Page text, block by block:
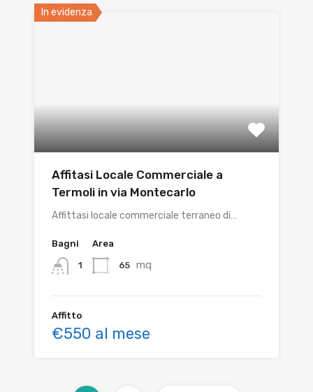
In evidenza
Affitasi Locale Commerciale a
Termoli in via Montecarlo
Affittasi locale commerciale terraneo di…
Bagni
1
Area
65 mq
Affitto
€550 al mese